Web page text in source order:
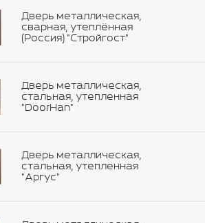
Дверь металлическая,
сварная, утеплённая
(Россия) "Стройгост"
Дверь металлическая,
стальная, утепленная
"DoorHan"
Дверь металлическая,
стальная, утепленная
"Аргус"